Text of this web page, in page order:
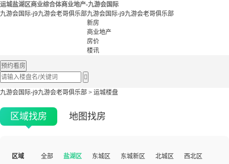
运城盐湖区商业综合体商业地产-九游会国际
九游会国际-j9九游会老哥俱乐部九游会国际-j9九游会老哥俱乐部
新房
商业地产
房价
楼讯
预约看房

九游会国际-j9九游会老哥俱乐部 > 运城楼盘
区域找房 地图找房
区域 全部 盐湖区 东城区 东城新区 北城区 西北区